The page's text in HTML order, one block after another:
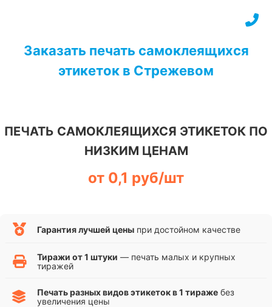
Заказать печать самоклеящихся
этикеток в Стрежевом
ПЕЧАТЬ САМОКЛЕЯЩИХСЯ ЭТИКЕТОК ПО
НИЗКИМ ЦЕНАМ
от 0,1 руб/шт
Гарантия лучшей цены при достойном качестве
Тиражи от 1 штуки — печать малых и крупных
тиражей
Печать разных видов этикеток в 1 тираже без
увеличения цены